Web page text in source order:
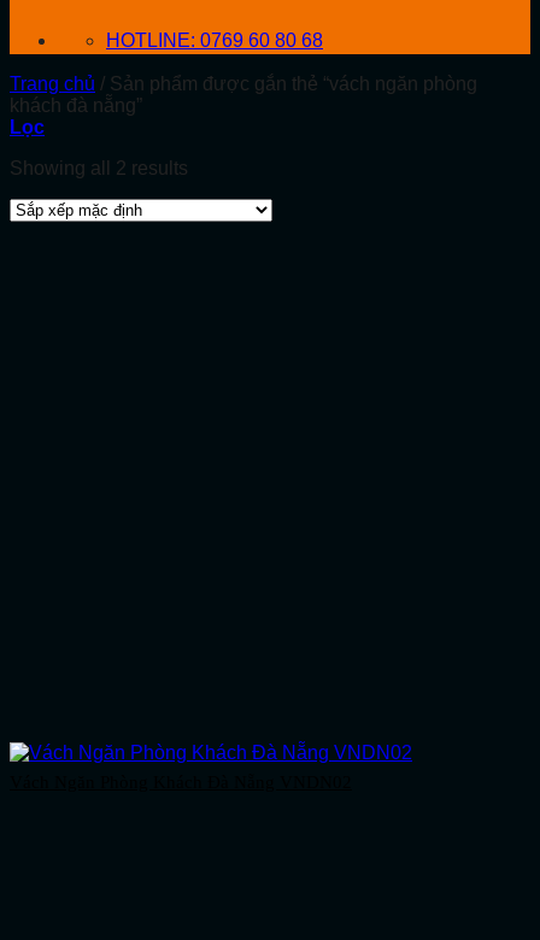
HOTLINE: 0769 60 80 68
Trang chủ / Sản phẩm được gắn thẻ “vách ngăn phòng
khách đà nẵng”
Lọc
Showing all 2 results